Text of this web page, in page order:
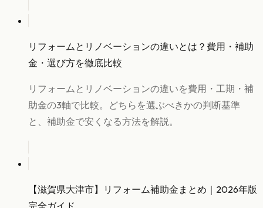
リフォームとリノベーションの違いとは？費用・補助
金・選び方を徹底比較
リフォームとリノベーションの違いを費用・工期・補
助金の3軸で比較。どちらを選ぶべきかの判断基準
と、補助金で安くなる方法を解説。
【滋賀県大津市】リフォーム補助金まとめ｜2026年版
完全ガイド